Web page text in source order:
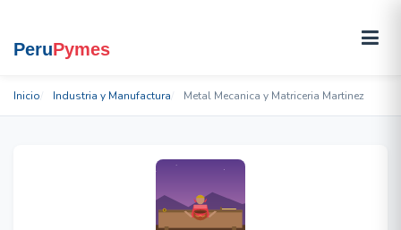
Inicio Industria y Manufactura Metal Mecanica y Matriceria Martinez